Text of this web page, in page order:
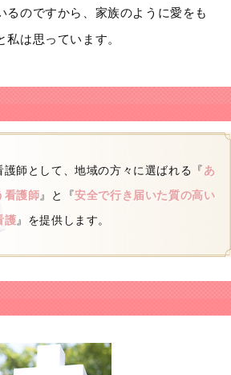
るのですから、家族のように愛をも
は思っています。
護師として、地域の方々に選ばれる『あ
看護師』と 『安全で行き届いた質の高い
護』を提供します。